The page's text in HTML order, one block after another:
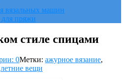
вязальных машин
пряжи
стиле спицами
0Метки: ажурное вязание,
летние вещи